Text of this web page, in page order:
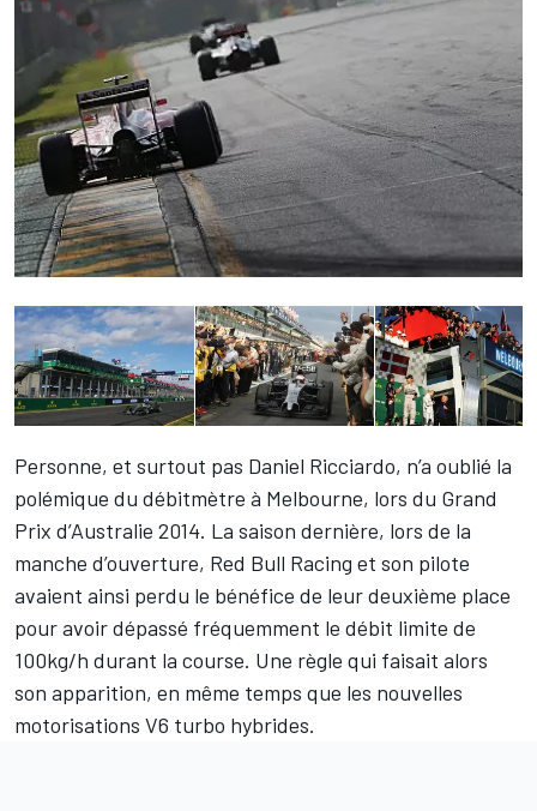
Personne, et surtout pas Daniel Ricciardo, n’a oublié la
polémique du débitmètre à Melbourne, lors du Grand
Prix d’Australie 2014. La saison dernière, lors de la
manche d’ouverture, Red Bull Racing et son pilote
avaient ainsi perdu le bénéfice de leur deuxième place
pour avoir dépassé fréquemment le débit limite de
100kg/h durant la course. Une règle qui faisait alors
son apparition, en même temps que les nouvelles
motorisations V6 turbo hybrides.